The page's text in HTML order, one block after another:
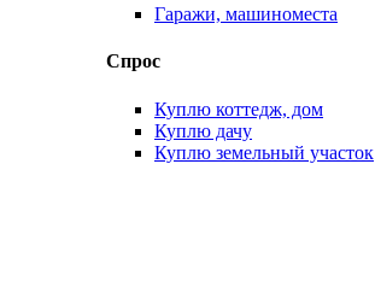
Гаражи, машиноместа
Спрос
Куплю коттедж, дом
Куплю дачу
Куплю земельный участок